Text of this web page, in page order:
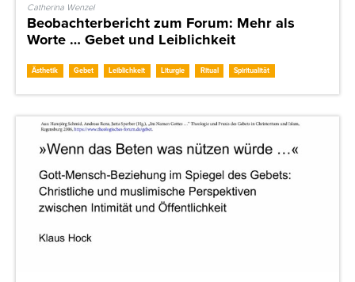
Catherina Wenzel
Beobachterbericht zum Forum: Mehr als
Worte … Gebet und Leiblichkeit
Ästhetik Gebet Leiblichkeit Liturgie Ritual Spiritualität